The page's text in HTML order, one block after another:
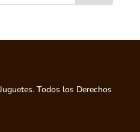
Todos los Derechos